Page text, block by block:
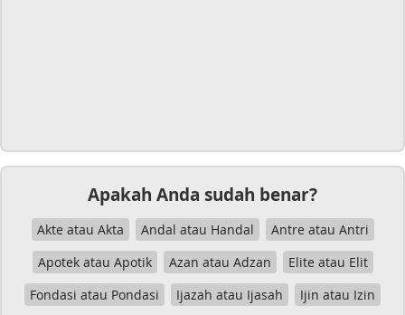
Apakah Anda sudah benar?
Akte atau Akta Andal atau Handal
Antre atau Antri
Apotek atau Apotik
Azan atau Adzan
Elite atau Elit
Fondasi atau Pondasi
Ijazah atau Ijasah
Ijin atau Izin